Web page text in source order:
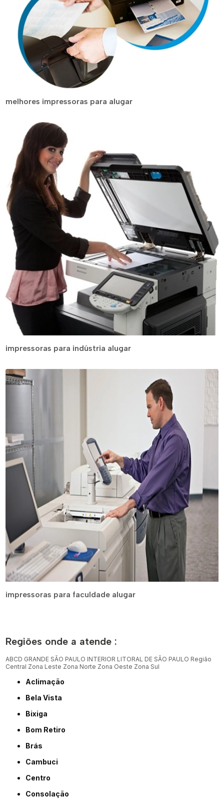
melhores impressoras para alugar
impressoras para indústria alugar
impressoras para faculdade alugar
Regiões onde a atende :
ABCD GRANDE SÃO PAULO INTERIOR LITORAL DE SÃO PAULO Região
Central Zona Leste Zona Norte Zona Oeste Zona Sul
Aclimação
Bela Vista
Bixiga
Bom Retiro
Brás
Cambuci
Centro
Consolação